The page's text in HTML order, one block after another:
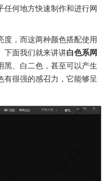
任何地方快速制作和进行网
度，而这两种颜色搭配使用
下面我们就来讲讲白色系网
黑、白二色，甚至可以产生
有很强的感召力，它能够呈